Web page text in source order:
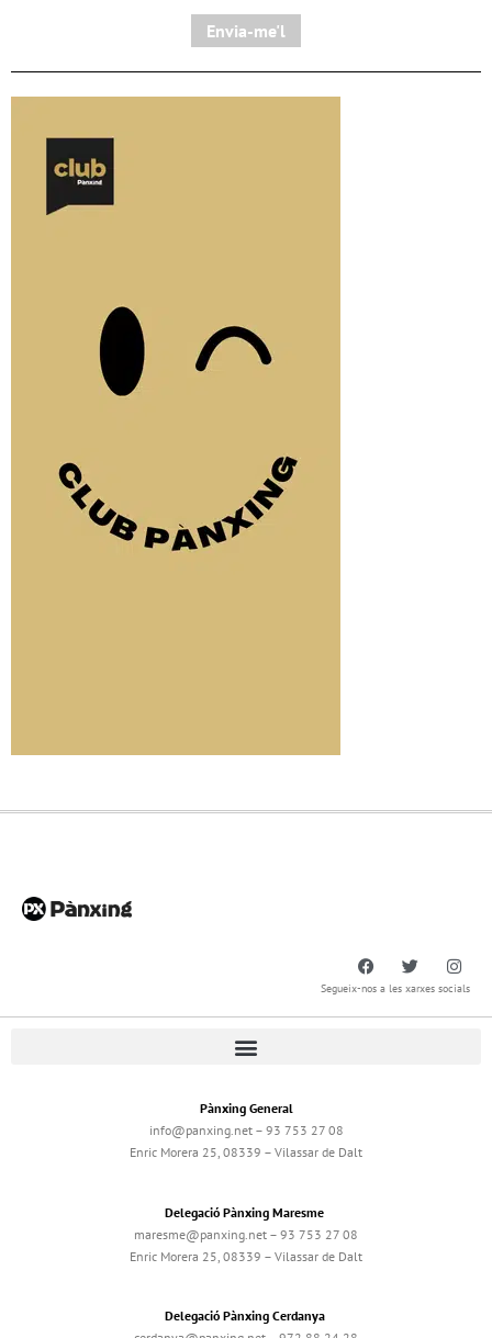
Envia-me'l
Segueix-nos a les xarxes socials
Pànxing General
info@panxing.net – 93 753 27 08
Enric Morera 25, 08339 – Vilassar de Dalt
Delegació Pànxing Maresme
maresme@panxing.net – 93 753 27 08
Enric Morera 25, 08339 – Vilassar de Dalt
Delegació Pànxing Cerdanya